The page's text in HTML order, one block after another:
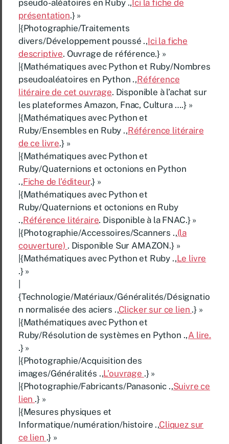
pseudo-aléatoires en Ruby ., Ici la fiche de
présentation.} »
|{Photographie/Traitements
divers/Développement poussé .,Ici la fiche
descriptive. Ouvrage de référence.} »
|{Mathématiques avec Python et Ruby/Nombres
pseudoaléatoires en Python .,Référence
litéraire de cet ouvrage. Disponible à l’achat sur
les plateformes Amazon, Fnac, Cultura ….} »
|{Mathématiques avec Python et
Ruby/Ensembles en Ruby .,Référence litéraire
de ce livre.} »
|{Mathématiques avec Python et
Ruby/Quaternions et octonions en Python
.,Fiche de l’éditeur.} »
|{Mathématiques avec Python et
Ruby/Quaternions et octonions en Ruby
.,Référence litéraire. Disponible à la FNAC.} »
|{Photographie/Accessoires/Scanners .,(la
couverture) . Disponible Sur AMAZON.} »
|{Mathématiques avec Python et Ruby .,Le livre
.} »
{Technologie/Matériaux/Généralités/Désignatio
n normalisée des aciers .,Clicker sur ce lien .} »
|{Mathématiques avec Python et
Ruby/Résolution de systèmes en Python .,A lire.
.} »
|{Photographie/Acquisition des
images/Généralités .,L’ouvrage .} »
|{Photographie/Fabricants/Panasonic .,Suivre ce
lien .} »
|{Mesures physiques et
Informatique/numération/histoire .,Cliquez sur
ce lien .} »